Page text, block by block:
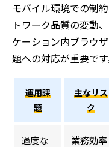
モバイル環境での制
トワーク品質の変動
ケーション内ブラウ
題への対応が重要です
運用課
題
主なリス
ク
過度な
業務効率